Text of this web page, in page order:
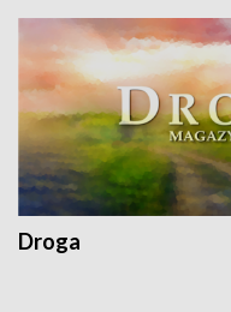
Droga